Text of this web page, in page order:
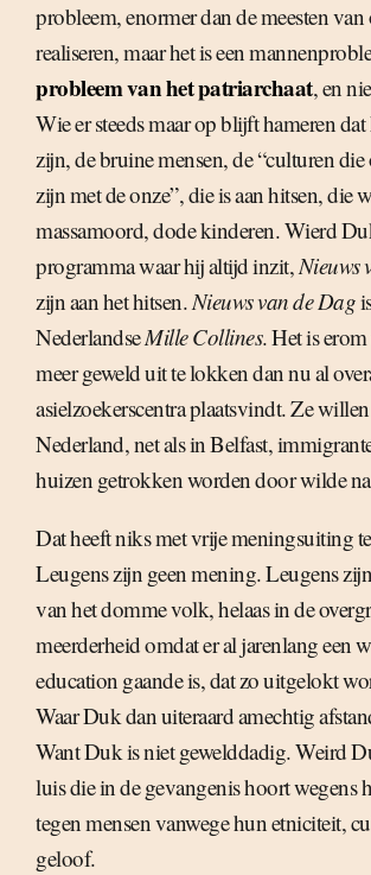
probleem, enormer dan de meesten van
realiseren, maar het is een
probleem van het patriarchaat, en
Wie er steeds maar op blijft hameren
zijn, de bruine mensen, de “culturen
zijn met de onze”, die is aan hitsen, die
massamoord, dode kinderen. Wierd
programma waar hij altijd inzit,Nieuws
zijn aan het hitsen.Nieuws van de Dag
NederlandseMille Collines. Het is
meer geweld uit te lokken dan nu al
asielzoekerscentra plaatsvindt. Ze
Nederland, net als in Belfast,
huizen getrokken worden door wilde
Dat heeft niks met vrije meningsuiting
Leugens zijn geen mening. Leugens
van het domme volk, helaas in de
meerderheid omdat er al jarenlang een
education gaande is, dat zo uitgelokt
Waar Duk dan uiteraard amechtig
Want Duk is niet gewelddadig. Weird
luis die in de gevangenis hoort wegens
tegen mensen vanwege hun etniciteit,
geloof.